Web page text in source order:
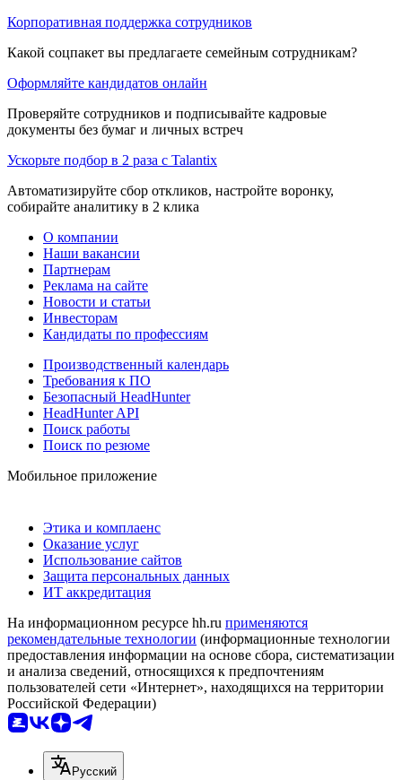
Корпоративная поддержка сотрудников
Какой соцпакет вы предлагаете семейным сотрудникам?
Оформляйте кандидатов онлайн
Проверяйте сотрудников и подписывайте кадровые
документы без бумаг и личных встреч
Ускорьте подбор в 2 раза с Talantix
Автоматизируйте сбор откликов, настройте воронку,
собирайте аналитику в 2 клика
О компании
Наши вакансии
Партнерам
Реклама на сайте
Новости и статьи
Инвесторам
Кандидаты по профессиям
Производственный календарь
Требования к ПО
Безопасный HeadHunter
HeadHunter API
Поиск работы
Поиск по резюме
Мобильное приложение
Этика и комплаенс
Оказание услуг
Использование сайтов
Защита персональных данных
ИТ аккредитация
На информационном ресурсе hh.ru применяются
рекомендательные технологии (информационные технологии
предоставления информации на основе сбора, систематизации
и анализа сведений, относящихся к предпочтениям
пользователей сети «Интернет», находящихся на территории
Российской Федерации)
Русский